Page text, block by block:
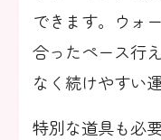
できます。ウォ
合ったペース行
なく続けやすい
特別な道具も必